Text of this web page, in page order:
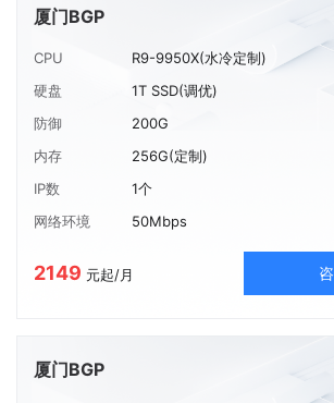
厦门BGP
CPU
R9-9950X(水冷定制)
硬盘
1T SSD(调优)
防御
200G
内存
256G(定制)
IP数
1个
网络环境
50Mbps
2149 元起/月
厦门BGP